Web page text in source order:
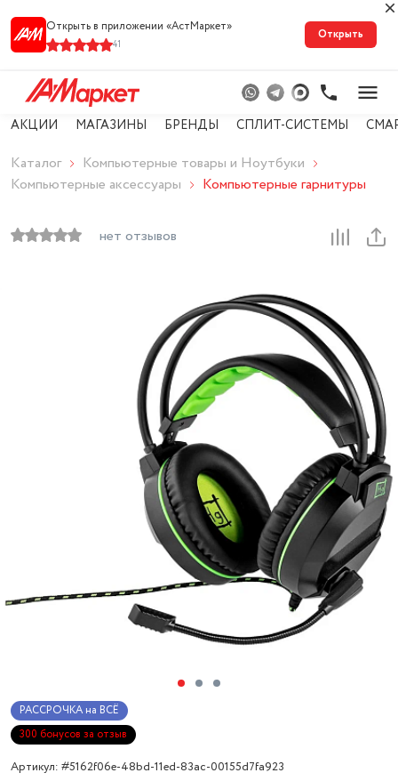
Открыть в приложении «АстМарке‪т‬»
41
Открыть
АКЦИИ МАГАЗИНЫ БРЕНДЫ СПЛИТ-СИСТЕМЫ
Каталог
Компьютерные товары и Ноутбуки
Компьютерные аксессуары
Компьютерные гарнитуры
нет отзывов
РАССРОЧКА на ВСЁ
300 бонусов за отзыв
Артикул: #5162f06e-48bd-11ed-83ac-00155d7fa923